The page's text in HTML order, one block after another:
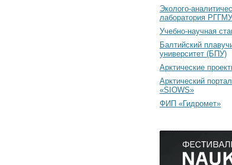
Эколого-
лаборатория РГГМУ
Учебно-научная
Балтийский
университет (БПУ)
Арктические
Арктический портал
«SIOWS»
ФИП «Гидромет»